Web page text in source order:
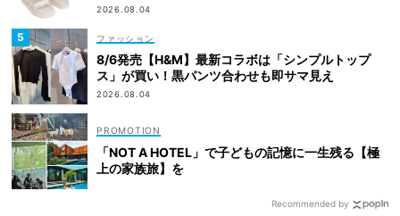
2026.08.04
ファッション
8/6発売【H&M】最新コラボは「シンプルトップ
ス」が買い！黒パンツ合わせも即サマ見え
2026.08.04
「NOT A HOTEL」で子どもの記憶に一生残る【極
上の家族旅】を
Recommended by